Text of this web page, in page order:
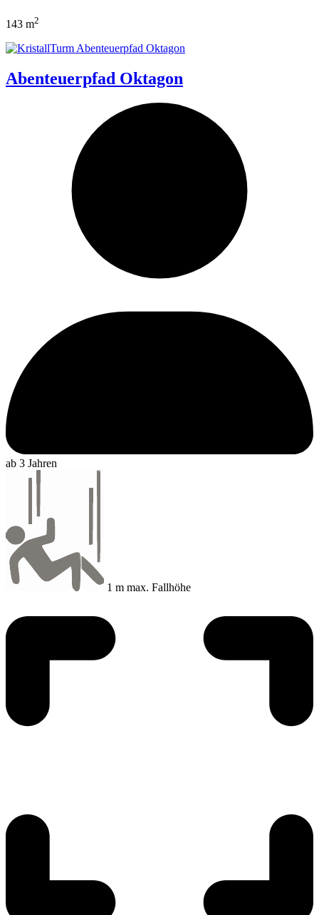
143 m2
Abenteuerpfad Oktagon
ab 3 Jahren
1 m max. Fallhöhe